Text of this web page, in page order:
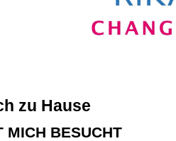
zu Hause
MICH BESUCHT